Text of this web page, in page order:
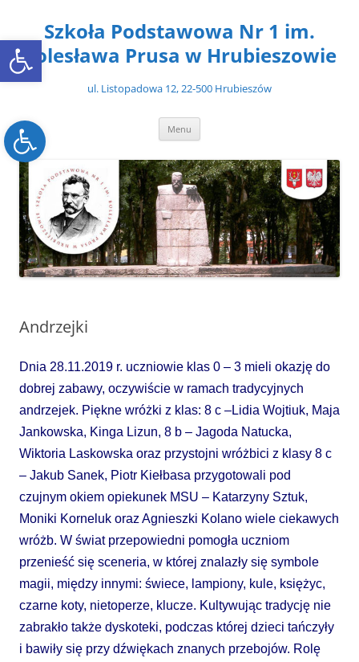
Open toolbar
Open toolbar
treściSzkoła Podstawowa Nr 1 im.
Bolesława Prusa w Hrubieszowie
ul. Listopadowa 12, 22-500 Hrubieszów
Menu
Andrzejki
Dnia 28.11.2019 r. uczniowie klas 0 – 3 mieli okazję do
dobrej zabawy, oczywiście w ramach tradycyjnych
andrzejek. Piękne wróżki z klas: 8 c –Lidia Wojtiuk, Maja
Jankowska, Kinga Lizun, 8 b – Jagoda Natucka,
Wiktoria Laskowska oraz przystojni wróżbici z klasy 8 c
– Jakub Sanek, Piotr Kiełbasa przygotowali pod
czujnym okiem opiekunek MSU – Katarzyny Sztuk,
Moniki Korneluk oraz Agnieszki Kolano wiele ciekawych
wróżb. W świat przepowiedni pomogła uczniom
przenieść się sceneria, w której znalazły się symbole
magii, między innymi: świece, lampiony, kule, księżyc,
czarne koty, nietoperze, klucze. Kultywując tradycję nie
zabrakło także dyskoteki, podczas której dzieci tańczyły
i bawiły się przy dźwiękach znanych przebojów. Rolę